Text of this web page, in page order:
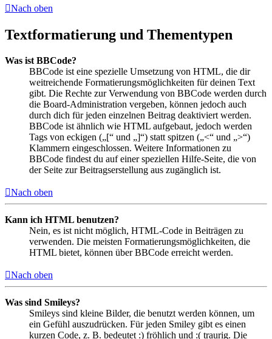
Nach oben
Textformatierung und Thementypen
Was ist BBCode?
BBCode ist eine spezielle Umsetzung von HTML, die dir
weitreichende Formatierungsmöglichkeiten für deinen Text
gibt. Die Rechte zur Verwendung von BBCode werden durch
die Board-Administration vergeben, können jedoch auch
durch dich für jeden einzelnen Beitrag deaktiviert werden.
BBCode ist ähnlich wie HTML aufgebaut, jedoch werden
Tags von eckigen („[“ und „]“) statt spitzen („<“ und „>“)
Klammern eingeschlossen. Weitere Informationen zu
BBCode findest du auf einer speziellen Hilfe-Seite, die von
der Seite zur Beitragserstellung aus zugänglich ist.
Nach oben
Kann ich HTML benutzen?
Nein, es ist nicht möglich, HTML-Code in Beiträgen zu
verwenden. Die meisten Formatierungsmöglichkeiten, die
HTML bietet, können über BBCode erreicht werden.
Nach oben
Was sind Smileys?
Smileys sind kleine Bilder, die benutzt werden können, um
ein Gefühl auszudrücken. Für jeden Smiley gibt es einen
kurzen Code, z. B. bedeutet :) fröhlich und :( traurig. Die